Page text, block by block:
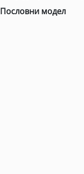
Пословни модел